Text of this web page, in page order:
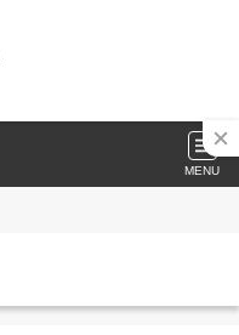
MENU